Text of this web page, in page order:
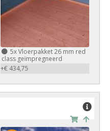
5xVloerpakket 26 mm red
class geïmpregneerd
+€ 434,75